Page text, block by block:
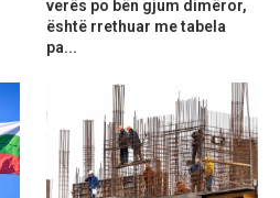
verës po bën gjum dimëror,
është rrethuar me tabela
pa...